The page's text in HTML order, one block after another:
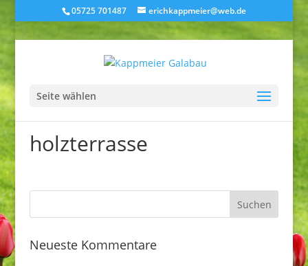
05725 701487 erichkappmeier@web.de
Seite wählen
holzterrasse
Neueste Kommentare